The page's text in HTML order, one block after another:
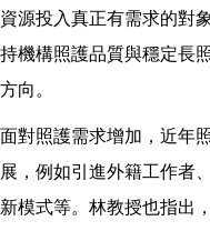
資源投入真正有需求的對
持機構照護品質與穩定長
方向。
面對照護需求增加，近年
展，例如引進外籍工作者
新模式等。林教授也指出